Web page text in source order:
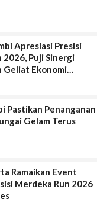
Apresiasi Presisi
2026, Puji Sinergi
Geliat Ekonomi
Pastikan Penanganan
Gelam Terus
Ramaikan Event
Merdeka Run 2026